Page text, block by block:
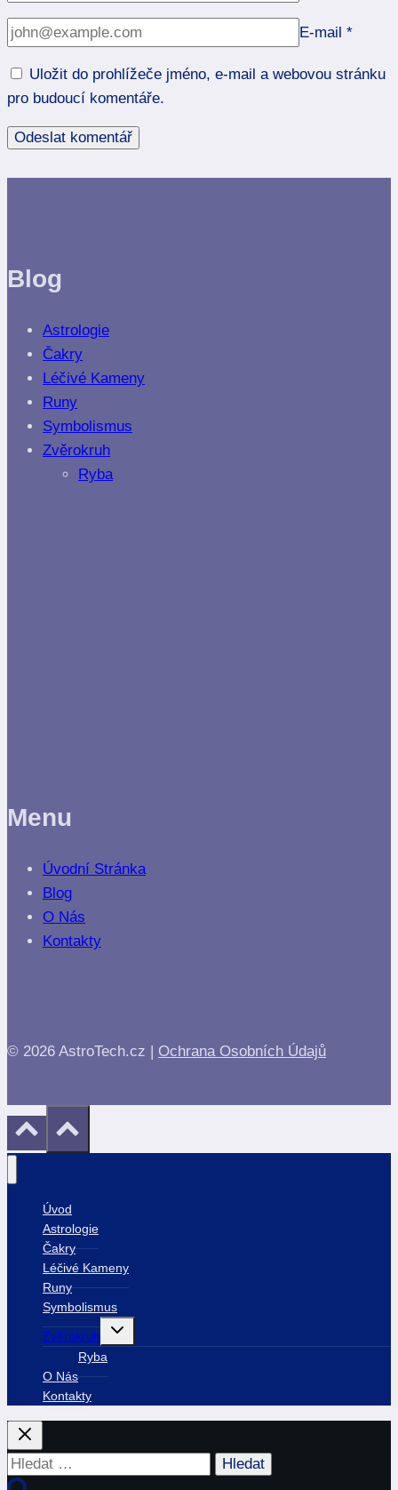
E-mail *
Uložit do prohlížeče jméno, e-mail a webovou stránku
pro budoucí komentáře.
Blog
Astrologie
Čakry
Léčivé Kameny
Runy
Symbolismus
Zvěrokruh
Ryba
Menu
Úvodní Stránka
Blog
O Nás
Kontakty
© 2026 AstroTech.cz | Ochrana Osobních Údajů
Úvod
Astrologie
Čakry
Léčivé Kameny
Runy
Symbolismus
Zvěrokruh
Toggle
Ryba
O Nás
Kontakty
Vyhledávání